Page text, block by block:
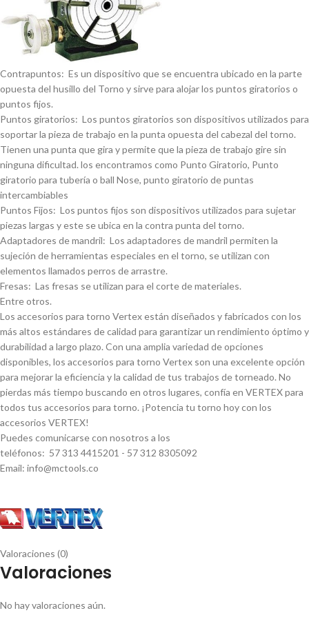
Contrapuntos: Es un dispositivo que se encuentra ubicado en la parte
opuesta del husillo del Torno y sirve para alojar los puntos giratorios o
puntos fijos.
Puntos giratorios: Los puntos giratorios son dispositivos utilizados para
soportar la pieza de trabajo en la punta opuesta del cabezal del torno.
Tienen una punta que gira y permite que la pieza de trabajo gire sin
ninguna dificultad. los encontramos como Punto Giratorio, Punto
giratorio para tuberí­a o ball Nose, punto giratorio de puntas
intercambiables
Puntos Fijos: Los puntos fijos son dispositivos utilizados para sujetar
piezas largas y este se ubica en la contra punta del torno.
Adaptadores de mandril: Los adaptadores de mandril permiten la
sujeción de herramientas especiales en el torno, se utilizan con
elementos llamados perros de arrastre.
Fresas: Las fresas se utilizan para el corte de materiales.
Entre otros.
Los accesorios para torno Vertex están diseñados y fabricados con los
más altos estándares de calidad para garantizar un rendimiento óptimo y
durabilidad a largo plazo. Con una amplia variedad de opciones
disponibles, los accesorios para torno Vertex son una excelente opción
para mejorar la eficiencia y la calidad de tus trabajos de torneado. No
pierdas más tiempo buscando en otros lugares, confí­a en VERTEX para
todos tus accesorios para torno. ¡Potencia tu torno hoy con los
accesorios VERTEX!
Puedes comunicarse con nosotros a los
teléfonos: 57 313 4415201 - 57 312 8305092
Email: info@mctools.co
Valoraciones (0)
Valoraciones
No hay valoraciones aún.